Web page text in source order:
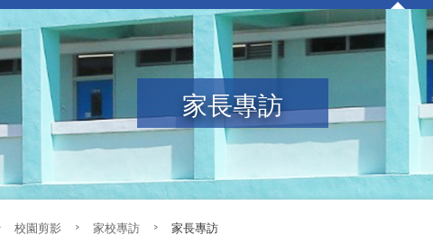
家長專訪
校園剪影 > 家校專訪 > 家長專訪